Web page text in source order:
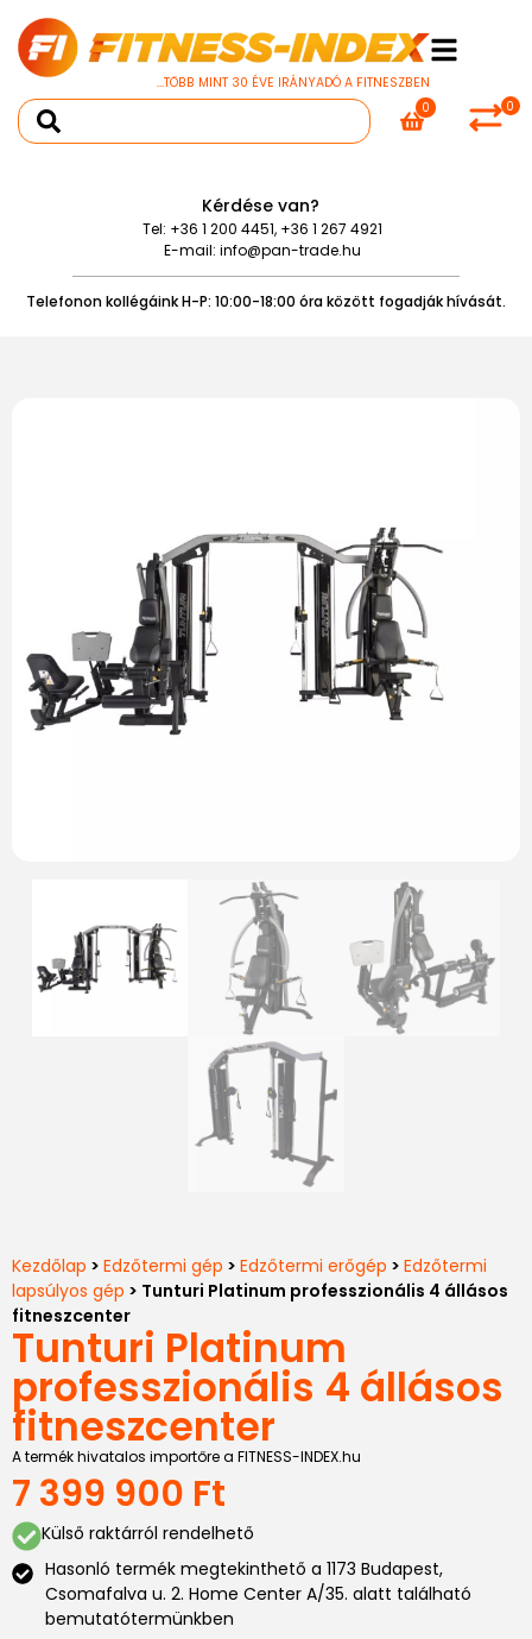
...TÖBB MINT 30 ÉVE IRÁNYADÓ A FITNESZBEN
0
0
Kérdése van?
Tel: +36 1 200 4451, +36 1 267 4921
E-mail: info@pan-trade.hu
Telefonon kollégáink H-P: 10:00-18:00 óra között fogadják hívását.
Kezdőlap > Edzőtermi gép > Edzőtermi erőgép > Edzőtermi
lapsúlyos gép > Tunturi Platinum professzionális 4 állásos
fitneszcenter
Tunturi Platinum
professzionális 4 állásos
fitneszcenter
A termék hivatalos importőre a FITNESS-INDEX.hu
7 399 900 Ft
Külső raktárról rendelhető
Hasonló termék megtekinthető a 1173 Budapest,
Csomafalva u. 2. Home Center A/35. alatt található
bemutatótermünkben